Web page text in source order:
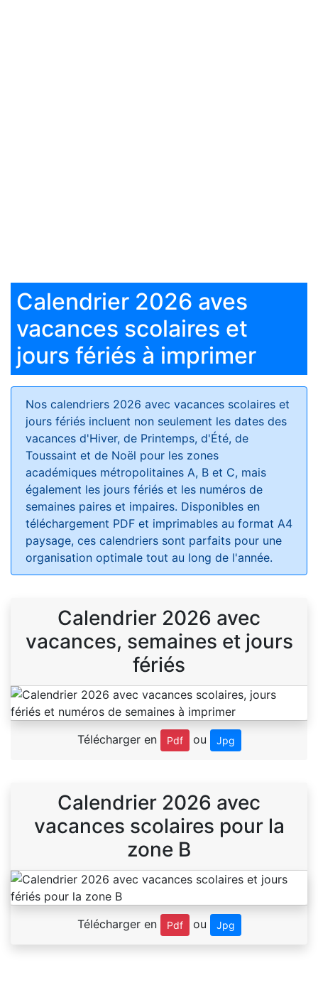
Calendrier 2026 aves
vacances scolaires et
jours fériés à imprimer
Nos calendriers 2026 avec vacances scolaires et
jours fériés incluent non seulement les dates des
vacances d'Hiver, de Printemps, d'Été, de
Toussaint et de Noël pour les zones
académiques métropolitaines A, B et C, mais
également les jours fériés et les numéros de
semaines paires et impaires. Disponibles en
téléchargement PDF et imprimables au format A4
paysage, ces calendriers sont parfaits pour une
organisation optimale tout au long de l'année.
Calendrier 2026 avec
vacances, semaines et jours
fériés
Télécharger en Pdf ou Jpg
Calendrier 2026 avec
vacances scolaires pour la
zone B
Télécharger en Pdf ou Jpg